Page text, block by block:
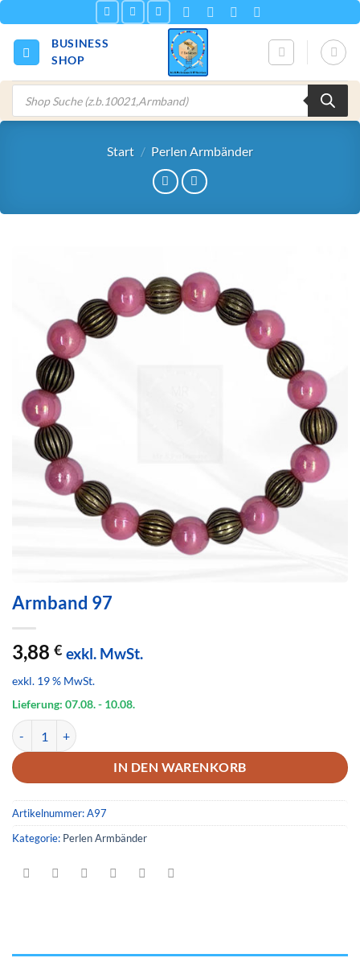
Inhalt
springen
BUSINESS
SHOP
Products
search
Start / Perlen Armbänder
Armband 97
3,88 € exkl. MwSt.
exkl. 19 % MwSt.
Lieferung: 07.08.- 10.08.
Armband 97 Menge
IN DEN WARENKORB
Artikelnummer:A97
Kategorie: Perlen Armbänder